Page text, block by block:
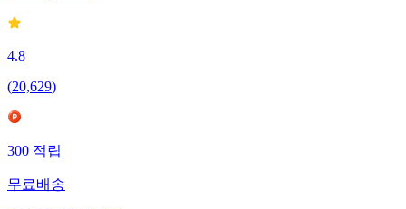
4.8
(20,629)
300 적립
무료배송